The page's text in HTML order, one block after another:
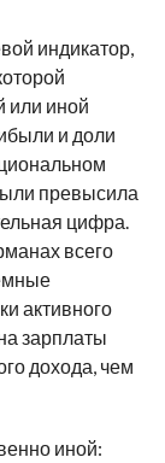
индикатор,
или иной
и доли
превысила
цифра.
всего
активного
зарплаты
дохода, чем
иной: